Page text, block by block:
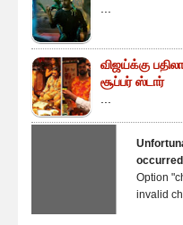
...
விஜய்க்கு
சூப்பர் ஸ்டார்
...
Option
invalid